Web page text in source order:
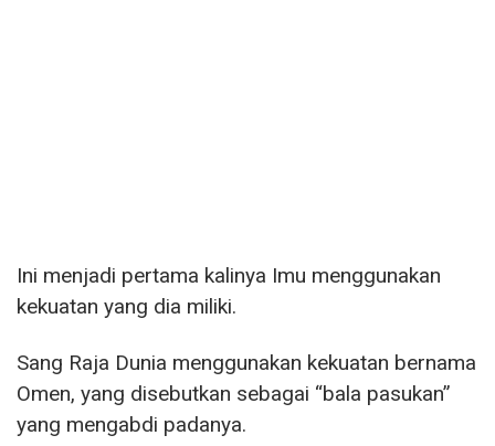
Ini menjadi pertama kalinya Imu menggunakan
kekuatan yang dia miliki.
Sang Raja Dunia menggunakan kekuatan bernama
Omen, yang disebutkan sebagai “bala pasukan”
yang mengabdi padanya.